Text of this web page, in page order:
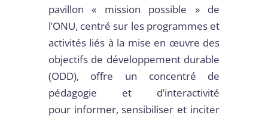
pavillon « mission possible » de
l’ONU, centré sur les programmes et
activités liés à la mise en œuvre des
objectifs de développement durable
(ODD), offre un concentré de
pédagogie et d’interactivité
pour informer, sensibiliser et inciter